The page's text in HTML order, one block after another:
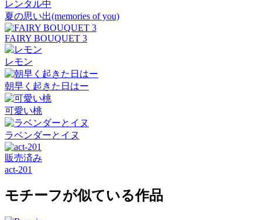
レンタル中
夏の思い出(memories of you)
FAIRY BOUQUET 3
レモン
朝早く起きた日はー
可愛い桃
ラベンダーとイヌ
販売済み
act-201
モチーフが似ている作品